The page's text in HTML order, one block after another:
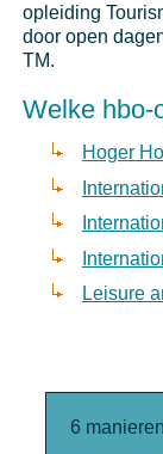
opleiding
door open
TM.
Welke hbo-
Hoger
Leisure
6